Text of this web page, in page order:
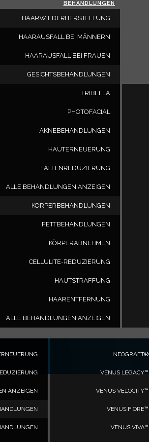
BEI FRAUEN
PHOTOFACIAL
ANZEIGEN
VENUS BLISS™
VENUS VERSA™
NEOGRAFT®
VENUS LEGACY™
VENUS VELOCITY™
VENUS FIORE™
VENUS VIVA™
BEHANDLUNGEN
HAARWIEDERHERSTELLUNG
HAARAUSFALL BEI MÄNNERN
HAARAUSFALL BEI FRAUEN
GESICHTSBEHANDLUNGEN
TRIBELLA
PHOTOFACIAL
AKNEBEHANDLUNGEN
HAUTERNEUERUNG
FALTENREDUZIERUNG
ALLE BEHANDLUNGEN ANZEIGEN
KÖRPERBEHANDLUNGEN
FETTBEHANDLUNGEN
KÖRPERABNEHMEN
CELLULITE-REDUZIERUNG
HAUTSTRAFFUNG
HAARENTFERNUNG
ALLE BEHANDLUNGEN ANZEIGEN
Inc.
Canada M4N 2M6